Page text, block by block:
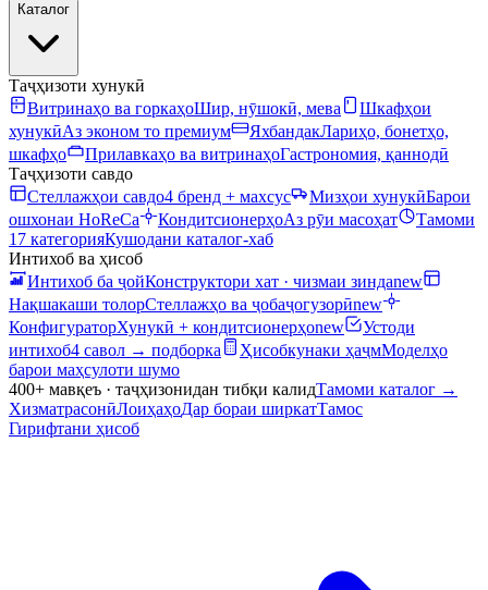
Каталог
Таҷҳизоти хунукӣ
Витринаҳо ва горкаҳоШир, нӯшокӣ, мева
Шкафҳои
хунукӣАз эконом то премиум ЯхбандакЛариҳо, бонетҳо,
шкафҳо
Прилавкаҳо ва витринаҳоГастрономия, қаннодӣ
Таҷҳизоти савдо
Стеллажҳои савдо4 бренд + махсус Мизҳои хунукӣБарои
ошхонаи HoReCa
КондитсионерҳоАз рӯи масоҳат
Тамоми
17 категорияКушодани каталог-хаб
Интихоб ва ҳисоб
Интихоб ба ҷойКонструктори хат · чизмаи зиндаnew
Нақшакаши толорСтеллажҳо ва ҷобаҷогузорӣnew
КонфигураторХунукӣ + кондитсионерҳоnew
Устоди
интихоб4 савол → подборка Ҳисобкунаки ҳаҷмМоделҳо
барои маҳсулоти шумо
400+ мавқеъ · таҷҳизонидан тибқи калидТамоми каталог →
ХизматрасонӣЛоиҳаҳоДар бораи ширкатТамос
Гирифтани ҳисоб